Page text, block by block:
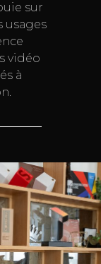
sur
usages
vidéo
à